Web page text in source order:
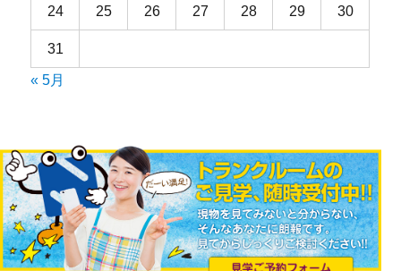
24 25 26 27 28 29 30
31
« 5月